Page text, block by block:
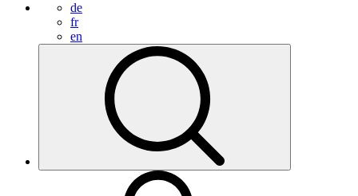
de
fr
en